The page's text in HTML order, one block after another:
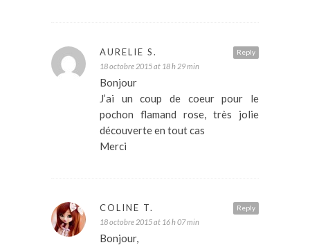
Reply
AURELIE S.
18 octobre 2015 at 18 h 29 min
Bonjour
J’ai un coup de coeur pour le
pochon flamand rose, très jolie
découverte en tout cas
Merci
Reply
COLINE T.
18 octobre 2015 at 16 h 07 min
Bonjour,